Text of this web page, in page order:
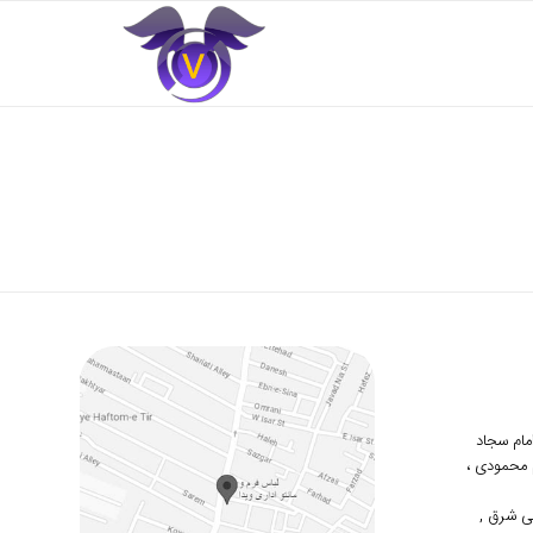
امام سجاد
محمودی ،
شرق ,